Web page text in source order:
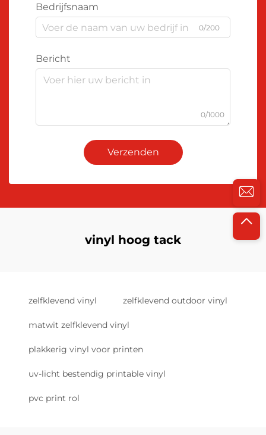
Bedrijfsnaam
0/200
Bericht
0/1000
Verzenden
vinyl hoog tack
zelfklevend vinyl zelfklevend outdoor vinyl
matwit zelfklevend vinyl
plakkerig vinyl voor printen
uv-licht bestendig printable vinyl
pvc print rol